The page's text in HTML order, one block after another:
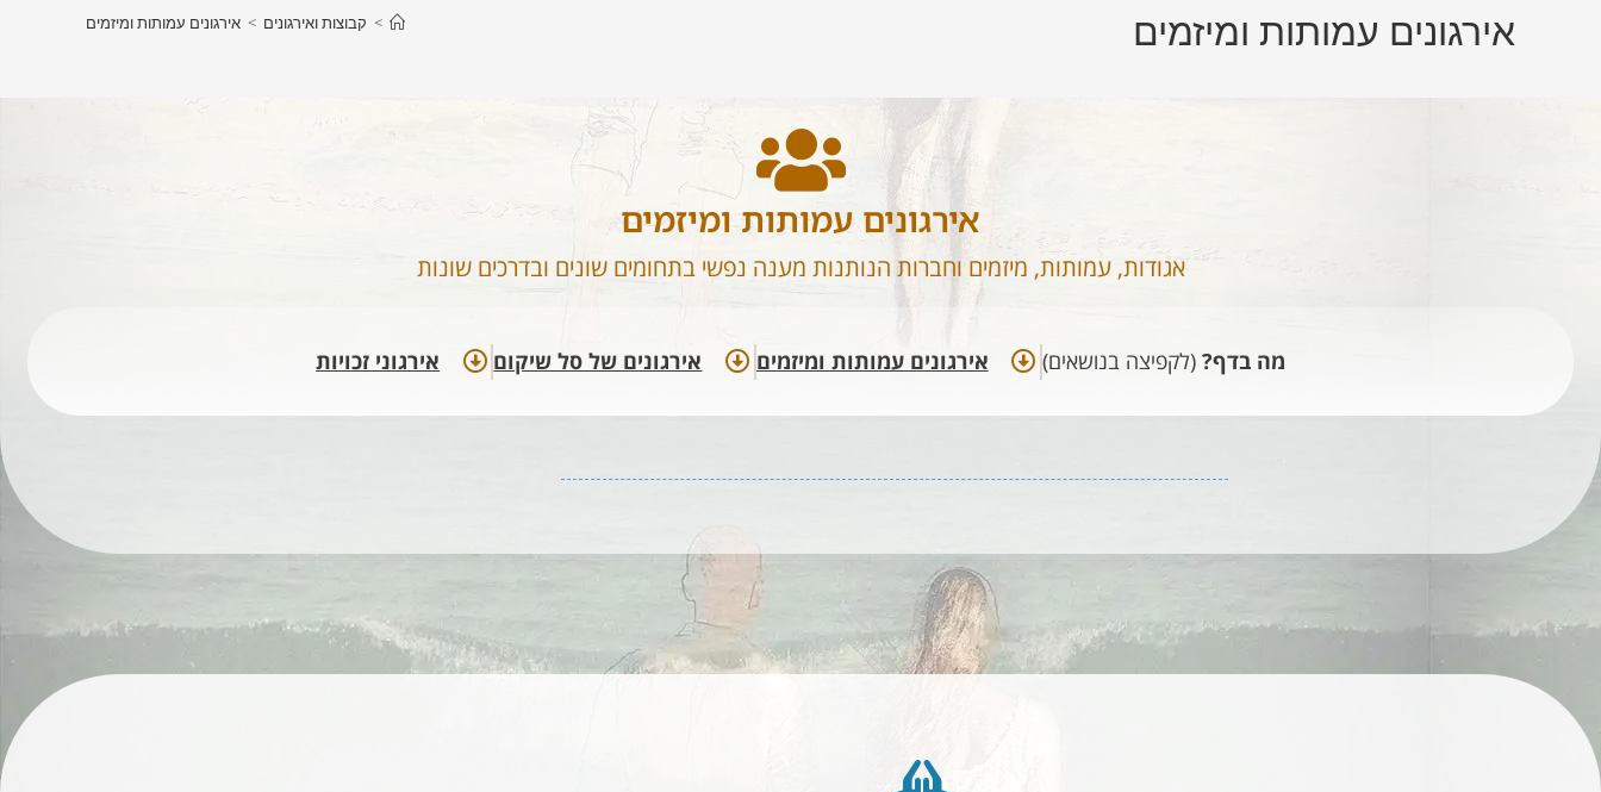
אירגונים עמותות ומיזמים​ > קבוצות ואירגונים > אירגונים עמותות ומיזמים​
אירגונים עמותות ומיזמים
אגודות, עמותות, מיזמים וחברות הנותנות מענה נפשי בתחומים שונים ובדרכים שונות
מה בדף? (לקפיצה בנושאים) אירגונים עמותות ומיזמים​ אירגונים של סל שיקום​ אירגוני זכויות​